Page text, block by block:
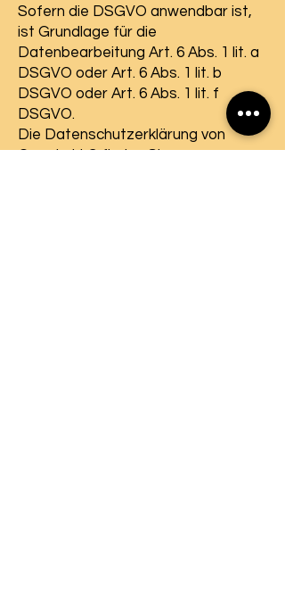
Sofern die DSGVO anwendbar ist,
ist Grundlage für die
Datenbearbeitung Art. 6 Abs. 1 lit. a
DSGVO oder Art. 6 Abs. 1 lit. b
DSGVO oder Art. 6 Abs. 1 lit. f
DSGVO.
Die Datenschutzerklärung von
Google LLC finden Sie